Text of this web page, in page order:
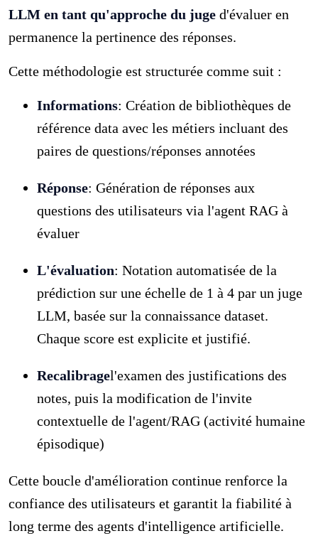
LLM en tant qu'approche du juge d'évaluer en
permanence la pertinence des réponses.
Cette méthodologie est structurée comme suit :
Informations: Création de bibliothèques de
référence data avec les métiers incluant des
paires de questions/réponses annotées
Réponse: Génération de réponses aux
questions des utilisateurs via l'agent RAG à
évaluer
L'évaluation: Notation automatisée de la
prédiction sur une échelle de 1 à 4 par un juge
LLM, basée sur la connaissance dataset.
Chaque score est explicite et justifié.
Recalibragel'examen des justifications des
notes, puis la modification de l'invite
contextuelle de l'agent/RAG (activité humaine
épisodique)
Cette boucle d'amélioration continue renforce la
confiance des utilisateurs et garantit la fiabilité à
long terme des agents d'intelligence artificielle.